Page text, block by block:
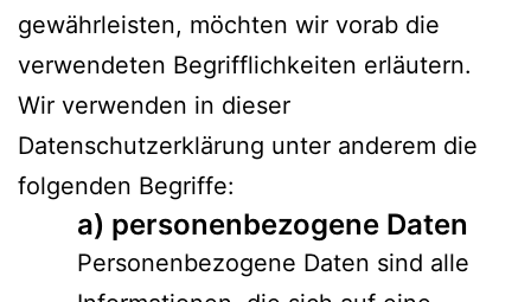
gewährleisten, möchten wir vorab die
verwendeten Begrifflichkeiten erläutern.
Wir verwenden in dieser
Datenschutzerklärung unter anderem die
folgenden Begriffe:
a) personenbezogene Daten
Personenbezogene Daten sind alle